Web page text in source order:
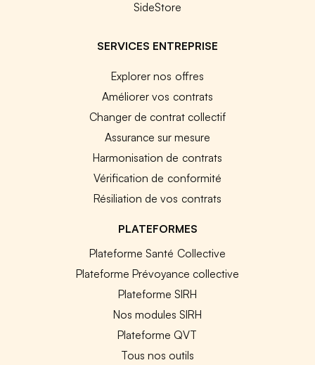
SideStore
SERVICES ENTREPRISE
Explorer nos offres
Améliorer vos contrats
Changer de contrat collectif
Assurance sur mesure
Harmonisation de contrats
Vérification de conformité
Résiliation de vos contrats
PLATEFORMES
Plateforme Santé Collective
Plateforme Prévoyance collective
Plateforme SIRH
Nos modules SIRH
Plateforme QVT
Tous nos outils